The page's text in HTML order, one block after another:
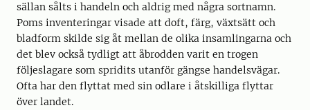
sällan sålts i handeln och aldrig med några sortnamn.
Poms inventeringar visade att doft, färg, växtsätt och
bladform skilde sig åt mellan de olika insamlingarna och
det blev också tydligt att åbrodden varit en trogen
följeslagare som spridits utanför gängse handelsvägar.
Ofta har den flyttat med sin odlare i åtskilliga flyttar
över landet.